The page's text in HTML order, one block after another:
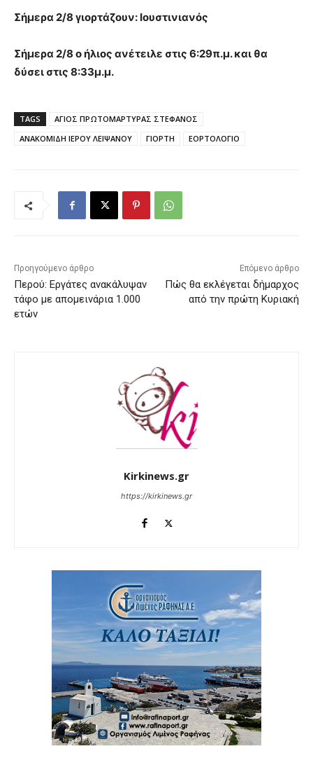
Σήμερα 2/8 γιορτάζουν: Ιουστινιανός
Σήμερα 2/8 ο ήλιος ανέτειλε στις 6:29π.μ. και θα
δύσει στις 8:33μ.μ.
TAGS
ΑΓΙΟΣ ΠΡΩΤΟΜΑΡΤΥΡΑΣ ΣΤΕΦΑΝΟΣ
ΑΝΑΚΟΜΙΔΗ ΙΕΡΟΥ ΛΕΙΨΑΝΟΥ
ΓΙΟΡΤΗ ΕΟΡΤΟΛΟΓΙΟ
Προηγούμενο άρθρο
Περού: Εργάτες ανακάλυψαν
τάφο με απομεινάρια 1.000
ετών
Επόμενο άρθρο
Πώς θα εκλέγεται δήμαρχος
από την πρώτη Κυριακή
Kirkinews.gr
https://kirkinews.gr